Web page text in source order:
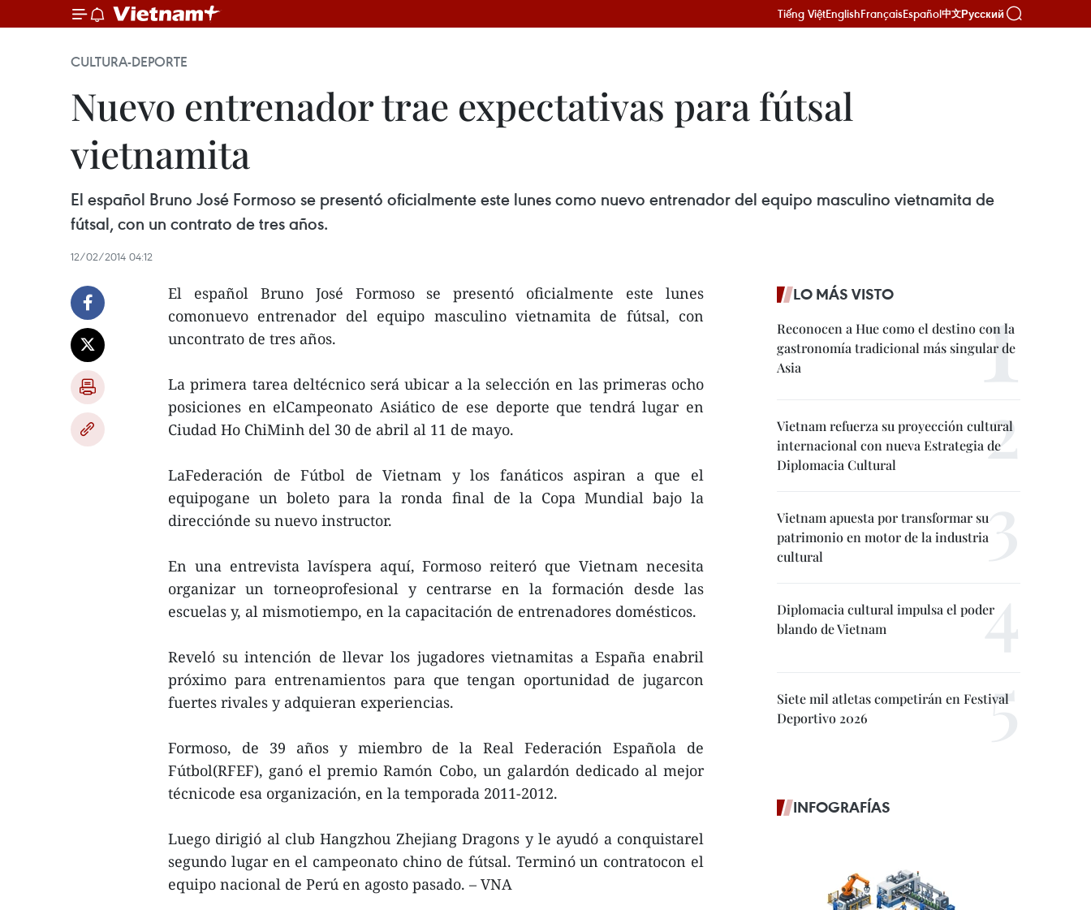
Tiếng ViệtEnglishFrançaisEspañol中文Русский
CULTURA-DEPORTE
Nuevo entrenador trae expectativas para fútsal
vietnamita
El español Bruno José Formoso se presentó oficialmente este lunes como nuevo entrenador del equipo masculino vietnamita de
fútsal, con un contrato de tres años.
12/02/2014 04:12
El español Bruno José Formoso se presentó oficialmente este lunes
comonuevo entrenador del equipo masculino vietnamita de fútsal, con
uncontrato de tres años.
La primera tarea deltécnico será ubicar a la selección en las primeras ocho
posiciones en elCampeonato Asiático de ese deporte que tendrá lugar en
Ciudad Ho ChiMinh del 30 de abril al 11 de mayo.
LaFederación de Fútbol de Vietnam y los fanáticos aspiran a que el
equipogane un boleto para la ronda final de la Copa Mundial bajo la
direcciónde su nuevo instructor.
En una entrevista lavíspera aquí, Formoso reiteró que Vietnam necesita
organizar un torneoprofesional y centrarse en la formación desde las
escuelas y, al mismotiempo, en la capacitación de entrenadores domésticos.
Reveló su intención de llevar los jugadores vietnamitas a España enabril
próximo para entrenamientos para que tengan oportunidad de jugarcon
fuertes rivales y adquieran experiencias.
Formoso, de 39 años y miembro de la Real Federación Española de
Fútbol(RFEF), ganó el premio Ramón Cobo, un galardón dedicado al mejor
técnicode esa organización, en la temporada 2011-2012.
Luego dirigió al club Hangzhou Zhejiang Dragons y le ayudó a conquistarel
segundo lugar en el campeonato chino de fútsal. Terminó un contratocon el
equipo nacional de Perú en agosto pasado. – VNA
LO MÁS VISTO
Reconocen a Hue como el destino con la
gastronomía tradicional más singular de
Asia
Vietnam refuerza su proyección cultural
internacional con nueva Estrategia de
Diplomacia Cultural
Vietnam apuesta por transformar su
patrimonio en motor de la industria
cultural
Diplomacia cultural impulsa el poder
blando de Vietnam
Siete mil atletas competirán en Festival
Deportivo 2026
INFOGRAFÍAS